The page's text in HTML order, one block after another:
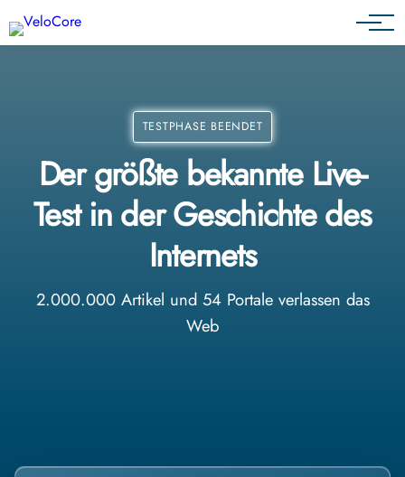
Partnerprogramm
TESTPHASE BEENDET
Der größte bekannte Live-
Test in der Geschichte des
Internets
2.000.000 Artikel und 54 Portale verlassen das
Web